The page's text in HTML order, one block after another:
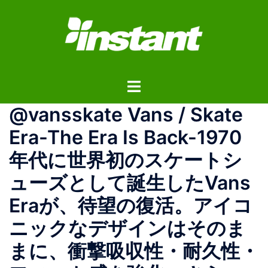
ス
ト
ル
ニ
ュ
ー
@vansskate Vans / Skate
Era-The Era Is Back-1970
年代に世界初のスケートシ
ューズとして誕生したVans
Eraが、待望の復活。アイコ
ニックなデザインはそのま
まに、衝撃吸収性・耐久性・